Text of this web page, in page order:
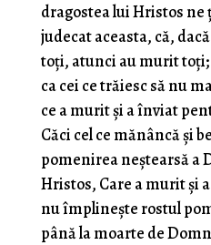
dragostea lui Hristos ne
judecat aceasta, că,
toţi, atunci au murit
ca cei ce trăiesc să nu
ce a murit şi a înviat
Căci cel ce mănâncă şi
pomenirea neştearsă a
Hristos, Care a murit şi
nu împlineşte rostul
până la moarte de